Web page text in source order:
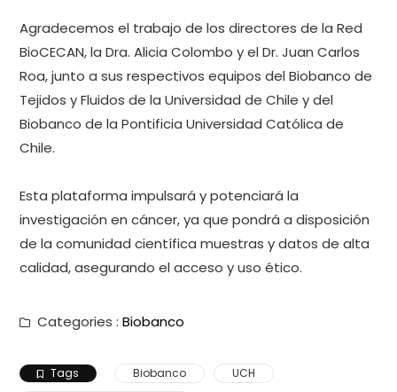
Agradecemos el trabajo de los directores de la Red
BioCECAN, la Dra. Alicia Colombo y el Dr. Juan Carlos
Roa, junto a sus respectivos equipos del Biobanco de
Tejidos y Fluidos de la Universidad de Chile y del
Biobanco de la Pontificia Universidad Católica de
Chile.
Esta plataforma impulsará y potenciará la
investigación en cáncer, ya que pondrá a disposición
de la comunidad científica muestras y datos de alta
calidad, asegurando el acceso y uso ético.
Categories :Biobanco
Tags Biobanco
UCH